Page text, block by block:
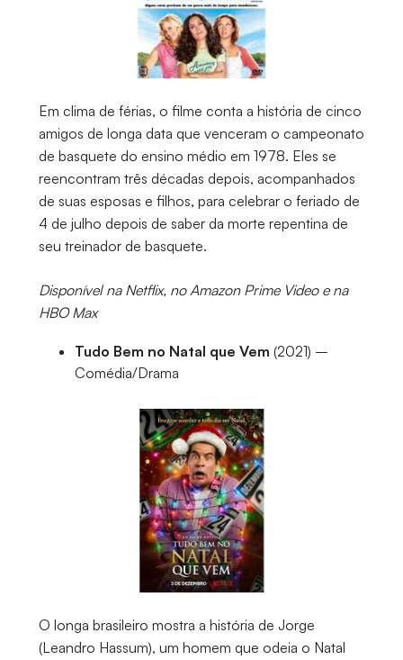
Em clima de férias, o filme conta a história de cinco
amigos de longa data que venceram o campeonato
de basquete do ensino médio em 1978. Eles se
reencontram três décadas depois, acompanhados
de suas esposas e filhos, para celebrar o feriado de
4 de julho depois de saber da morte repentina de
seu treinador de basquete.
Disponível na Netflix, no Amazon Prime Video e na
HBO Max
Tudo Bem no Natal que Vem (2021) –
Comédia/Drama
O longa brasileiro mostra a história de Jorge
(Leandro Hassum), um homem que odeia o Natal